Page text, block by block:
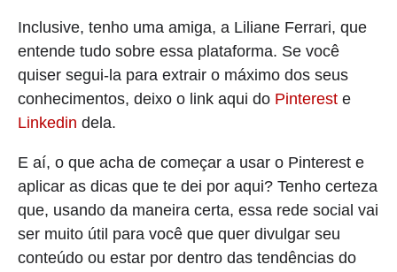
Inclusive, tenho uma amiga, a Liliane Ferrari, que
entende tudo sobre essa plataforma. Se você
quiser segui-la para extrair o máximo dos seus
conhecimentos, deixo o link aqui do Pinterest e
Linkedin dela.
E aí, o que acha de começar a usar o Pinterest e
aplicar as dicas que te dei por aqui? Tenho certeza
que, usando da maneira certa, essa rede social vai
ser muito útil para você que quer divulgar seu
conteúdo ou estar por dentro das tendências do